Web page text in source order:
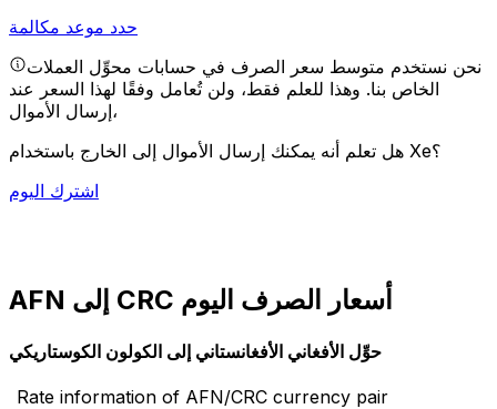
حدد موعد مكالمة
نحن نستخدم متوسط سعر الصرف في حسابات محوِّل العملات
الخاص بنا. وهذا للعلم فقط، ولن تُعامل وفقًا لهذا السعر عند
إرسال الأموال،
هل تعلم أنه يمكنك إرسال الأموال إلى الخارج باستخدام Xe؟
اشترك اليوم
AFN إلى CRC أسعار الصرف اليوم
حوِّل الأفغاني الأفغانستاني إلى الكولون الكوستاريكي
Rate information of AFN/CRC currency pair